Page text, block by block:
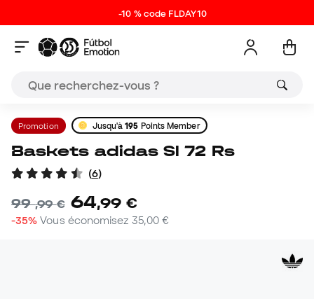
-10 % code FLDAY10
Promotion Jusqu'à195 Points Member
Baskets adidas Sl 72 Rs
(6)
99,99 € 64,99 €
-35% Vous économisez 35,00 €